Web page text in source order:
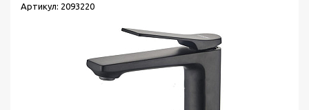
Артикул: 2093220